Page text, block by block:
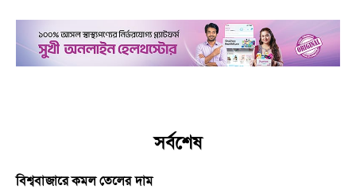
সর্বশেষ
বিশ্ববাজারে কমল তেলের দাম